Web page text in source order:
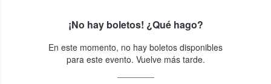
¡No hay boletos! ¿Qué hago?
En este momento, no hay boletos disponibles
para este evento. Vuelve más tarde.